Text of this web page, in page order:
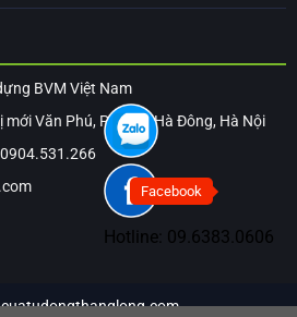
BVM Việt Nam
Văn Phú, Phú La, Hà Đông, Hà Nội
Facebook
Hotline: 09.6383.0606